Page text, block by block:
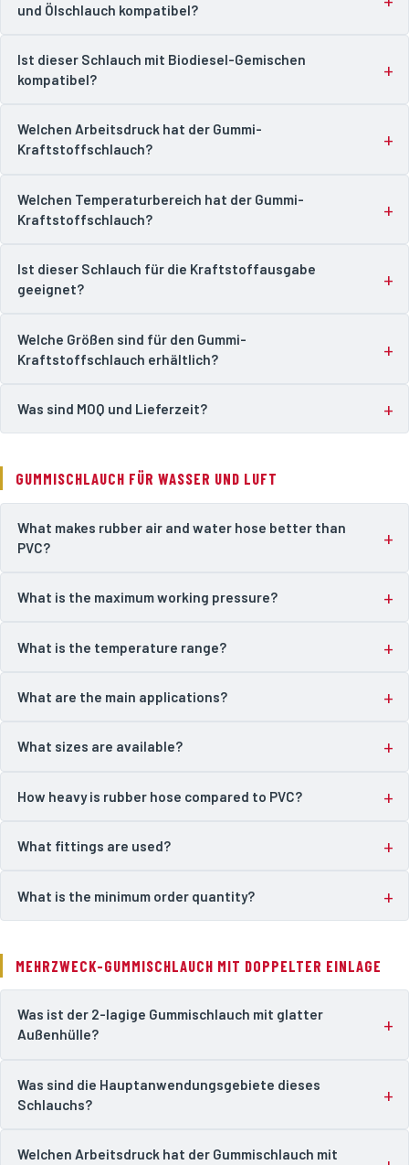
und Ölschlauch kompatibel?
Ist dieser Schlauch mit Biodiesel-Gemischen
kompatibel?
Welchen Arbeitsdruck hat der Gummi-
Kraftstoffschlauch?
Welchen Temperaturbereich hat der Gummi-
Kraftstoffschlauch?
Ist dieser Schlauch für die Kraftstoffausgabe
geeignet?
Welche Größen sind für den Gummi-
Kraftstoffschlauch erhältlich?
Was sind MOQ und Lieferzeit?
GUMMISCHLAUCH FÜR WASSER UND LUFT
What makes rubber air and water hose better than
PVC?
What is the maximum working pressure?
What is the temperature range?
What are the main applications?
What sizes are available?
How heavy is rubber hose compared to PVC?
What fittings are used?
What is the minimum order quantity?
MEHRZWECK-GUMMISCHLAUCH MIT DOPPELTER EINLAGE
Was ist der 2-lagige Gummischlauch mit glatter
Außenhülle?
Was sind die Hauptanwendungsgebiete dieses
Schlauchs?
Welchen Arbeitsdruck hat der Gummischlauch mit